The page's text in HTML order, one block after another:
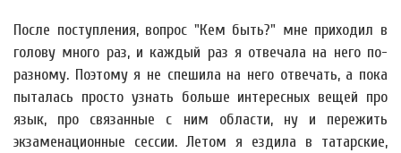
После поступления, вопрос "Кем быть?" мне приходил в
голову много раз, и каждый раз я отвечала на него по-
разному. Поэтому я не спешила на него отвечать, а пока
пыталась просто узнать больше интересных вещей про
язык, про связанные с ним области, ну и пережить
экзаменационные сессии. Летом я ездила в татарские,